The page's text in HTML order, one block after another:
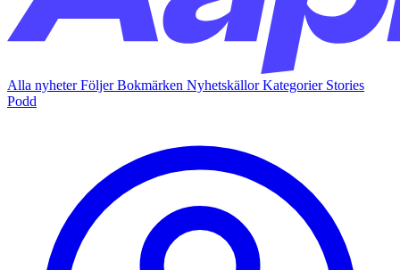
Alla nyheterFöljerBokmärken NyhetskällorKategorier Stories
Podd